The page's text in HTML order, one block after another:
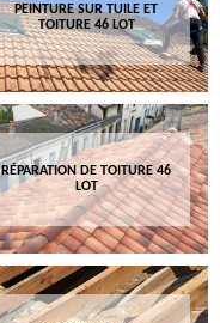
PEINTURE SUR TUILE ET
TOITURE 46 LOT
RÉPARATION DE TOITURE 46
LOT